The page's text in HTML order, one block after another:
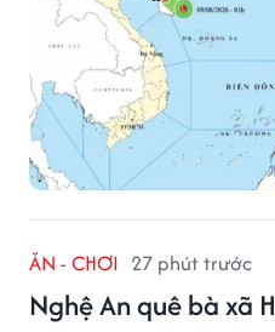
ĂN - CHƠI 27 phút trước
Nghệ An quê bà xã